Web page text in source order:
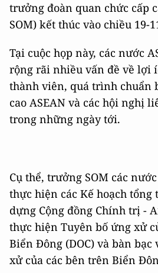
trưởng đoàn quan chức cấp
SOM) kết thúc vào chiều 19-
Tại cuộc họp này, các nước
rộng rãi nhiều vấn đề về lợi
thành viên, quá trình chuẩn
cao ASEAN và các hội nghị
trong những ngày tới.
Cụ thể, trưởng SOM các
thực hiện các Kế hoạch
dựng Cộng đồng Chính trị -
thực hiện Tuyên bố ứng xử
Biển Đông (DOC) và bàn bạc
xử của các bên trên Biển